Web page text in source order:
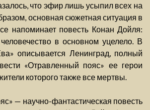
что эфир лишь усыпил всех на
основная сюжетная ситуация в
напоминает повесть Конан Дойля:
в основном уцелело. В
описывается Ленинград, полный
«Отравленный пояс» ее герои
которого также все мертвы.
— научно-фантастическая повесть